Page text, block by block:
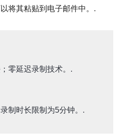
将其粘贴到电子邮件中。.
零延迟录制技术。.
制时长限制为5分钟。.